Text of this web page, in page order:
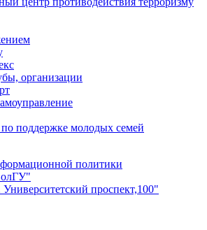
организации
поддержке молодых семей
политики
проспект,100"